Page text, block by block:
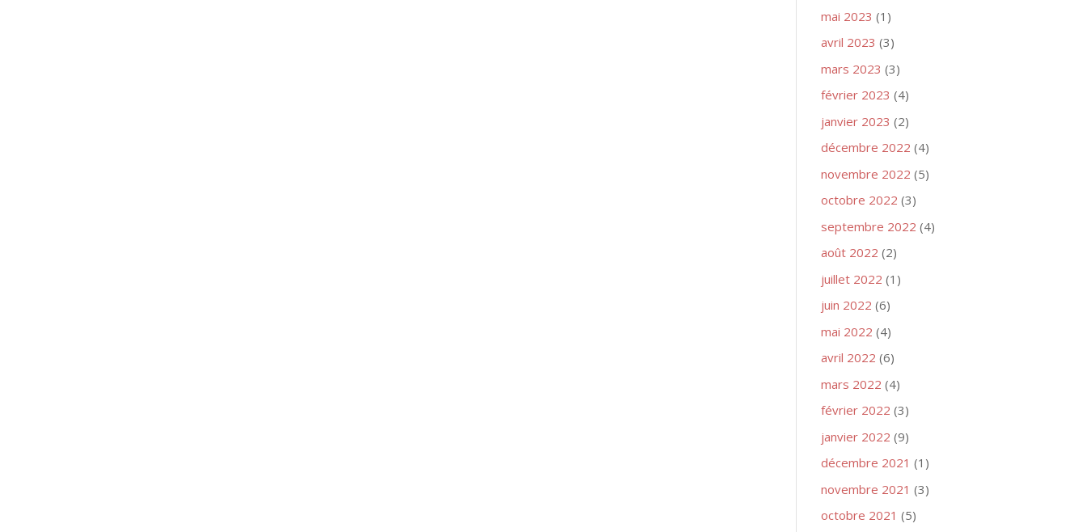
mai 2023 (1)
avril 2023 (3)
mars 2023 (3)
février 2023 (4)
janvier 2023 (2)
décembre 2022 (4)
novembre 2022 (5)
octobre 2022 (3)
septembre 2022 (4)
août 2022 (2)
juillet 2022 (1)
juin 2022 (6)
mai 2022 (4)
avril 2022 (6)
mars 2022 (4)
février 2022 (3)
janvier 2022 (9)
décembre 2021 (1)
novembre 2021 (3)
octobre 2021 (5)